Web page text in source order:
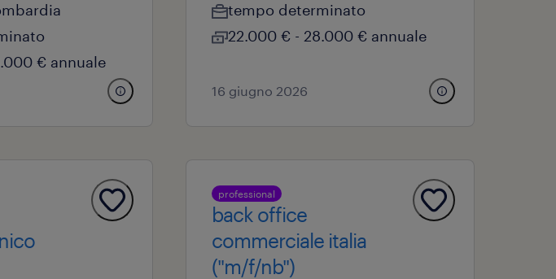
€ annuale
tempo determinato
22.000 € - 28.000 € annuale
16 giugno 2026
professional
back office
commerciale italia
("m/f/nb")